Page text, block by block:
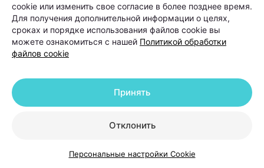
«Если пациент в течение шести-двенадцати
методы лечения, но значимого улучшения не
cookie или изменить свое согласие в более позднее время.
Для получения дополнительной информации о целях,
сроках и порядке использования файлов cookie вы
можете ознакомиться с нашей Политикой обработки
файлов cookie
Отклонить
Принять
Персональные настройки Cookie